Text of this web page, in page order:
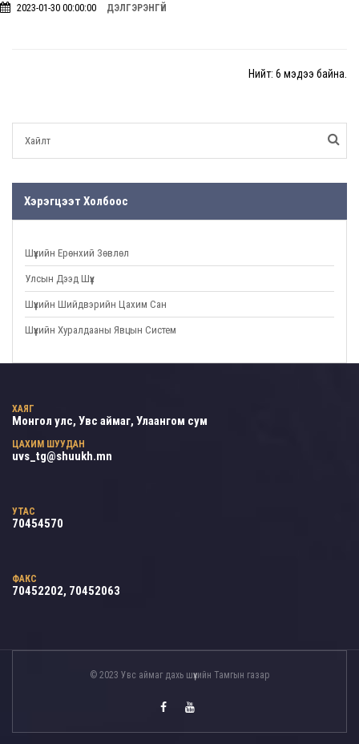
2023-01-30 00:00:00 ДЭЛГЭРЭНГҮЙ
Нийт: 6 мэдээ байна.
Хэрэгцээт Холбоос
Шүүхийн Ерөнхий Зөвлөл
Улсын Дээд Шүүх
Шүүхийн Шийдвэрийн Цахим Сан
Шүүхийн Хуралдааны Явцын Систем
ХАЯГ
Монгол улс, Увс аймаг, Улаангом сум
ЦАХИМ ШУУДАН
uvs_tg@shuukh.mn
УТАС
70454570
ФАКС
70452202, 70452063
© 2023 Увс аймаг дахь шүүхийн Тамгын газар